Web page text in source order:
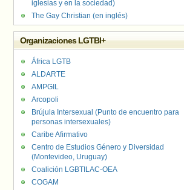
iglesias y en la sociedad)
The Gay Christian (en inglés)
Organizaciones LGTBI+
África LGTB
ALDARTE
AMPGIL
Arcopoli
Brújula Intersexual (Punto de encuentro para
personas intersexuales)
Caribe Afirmativo
Centro de Estudios Género y Diversidad
(Montevideo, Uruguay)
Coalición LGBTILAC-OEA
COGAM